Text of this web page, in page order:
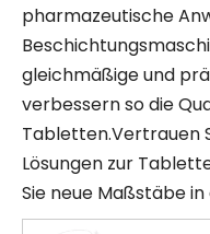
pharmazeutische
gleichmäßige und
verbessern so die
Tabletten.Vertrauen
Lösungen zur
Sie neue Maßstäbe